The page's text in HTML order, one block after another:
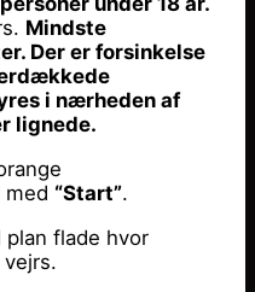
Mindste
Der er forsinkelse
i nærheden af
lignede.
“Start”.
plan flade hvor